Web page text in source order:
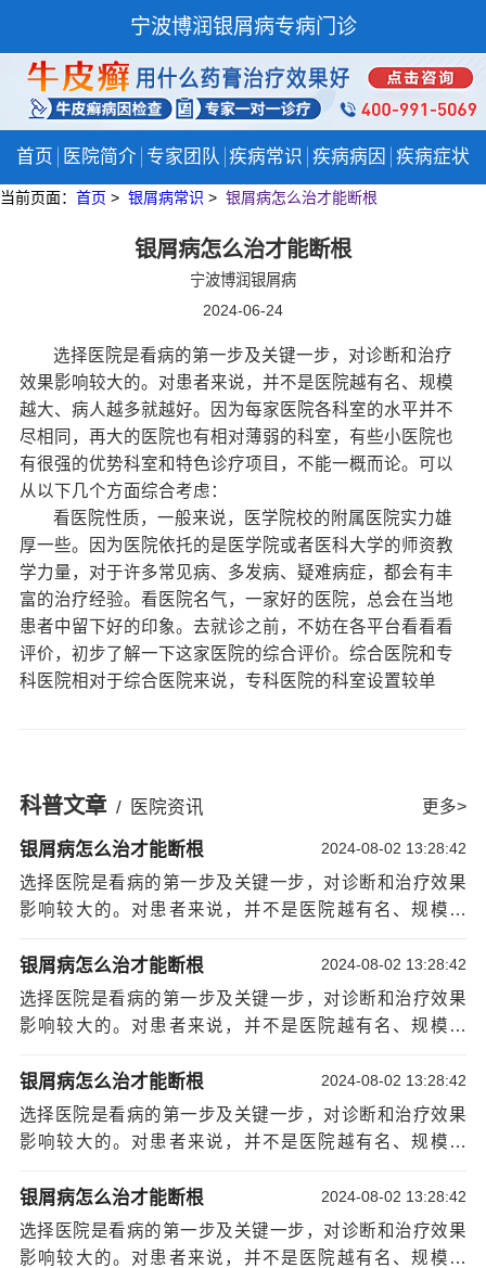
宁波博润银屑病专病门诊
首页 医院简介 专家团队 疾病常识 疾病病因 疾病症状
当前页面： 首页 > 银屑病常识 > 银屑病怎么治才能断根
银屑病怎么治才能断根
宁波博润银屑病
2024-06-24
选择医院是看病的第一步及关键一步，对诊断和治疗
效果影响较大的。对患者来说，并不是医院越有名、规模
越大、病人越多就越好。因为每家医院各科室的水平并不
尽相同，再大的医院也有相对薄弱的科室，有些小医院也
有很强的优势科室和特色诊疗项目，不能一概而论。可以
从以下几个方面综合考虑：
看医院性质，一般来说，医学院校的附属医院实力雄
厚一些。因为医院依托的是医学院或者医科大学的师资教
学力量，对于许多常见病、多发病、疑难病症，都会有丰
富的治疗经验。看医院名气，一家好的医院，总会在当地
患者中留下好的印象。去就诊之前，不妨在各平台看看看
评价，初步了解一下这家医院的综合评价。综合医院和专
科医院相对于综合医院来说，专科医院的科室设置较单
于疑难杂病来说，选位好医生就至关重要了。因为不同的
医生其擅长治疗的疾病也不同。
看来，要选择一家适合自己的医院，还需要患者
自己及其家属多考察多费心才行。只要做好了这些了解，
才能选择到一家合适的医院。希望以下信息对你有所帮
宁波治牛皮癣医院哪有，有牛皮癣用什么药物
呢？牛皮癣是常见皮肤病的一种，在治疗上是比较困难
的，它的形成原因也比较复杂，治疗过程也是比较漫长，
患上牛皮癣这样的疾病可以说非常痛苦的，这样的疾病它
常重要，那牛皮癣的治疗药物有什么。
牛皮癣一般是被分为三个阶段的，像是进行期、
稳定期与消退期，而每一个阶段的治疗都是不一样的，且
要注意的就是不要随意滥用药物、也不能去轻视这个疾
病，建议患者可以去使用一些外用药物进行涂抹，但不要
使用像刺激性、激素性的，在使用药物时要与医生多进行
科普文章 / 医院资讯 更多>
银屑病怎么治才能断根 2024-08-02 13:28:42
选择医院是看病的第一步及关键一步，对诊断和治疗效果
影响较大的。对患者来说，并不是医院越有名、规模越
相同，再大的医院也有相对薄弱的科室，有些小医院也有
很强的优势科室和特色诊疗项目，不能一概而论。可以从
以下几个方面综合考虑：看医院性质，一般来说，医学院
银屑病怎么治才能断根 2024-08-02 13:28:42
选择医院是看病的第一步及关键一步，对诊断和治疗效果
影响较大的。对患者来说，并不是医院越有名、规模越
相同，再大的医院也有相对薄弱的科室，有些小医院也有
很强的优势科室和特色诊疗项目，不能一概而论。可以从
以下几个方面综合考虑：看医院性质，一般来说，医学院
银屑病怎么治才能断根 2024-08-02 13:28:42
选择医院是看病的第一步及关键一步，对诊断和治疗效果
影响较大的。对患者来说，并不是医院越有名、规模越
相同，再大的医院也有相对薄弱的科室，有些小医院也有
很强的优势科室和特色诊疗项目，不能一概而论。可以从
以下几个方面综合考虑：看医院性质，一般来说，医学院
银屑病怎么治才能断根 2024-08-02 13:28:42
选择医院是看病的第一步及关键一步，对诊断和治疗效果
影响较大的。对患者来说，并不是医院越有名、规模越